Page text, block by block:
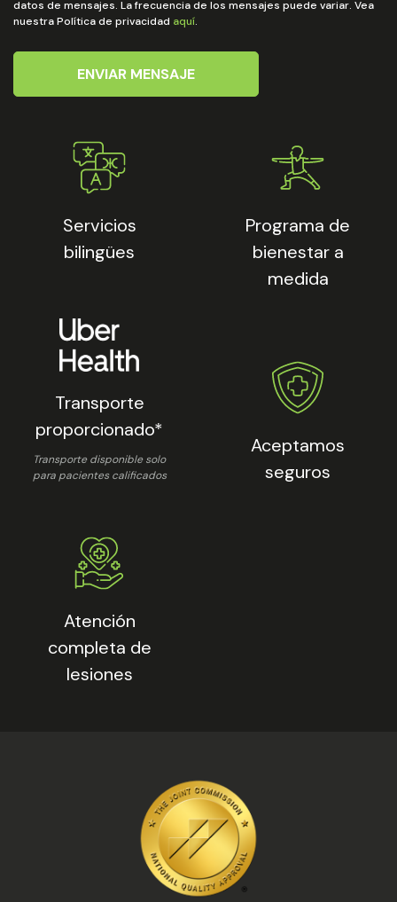
Servicios
bilingües
Transporte
proporcionado*
Transporte disponible solo
para pacientes calificados
Atención
completa de
lesiones
datos de mensajes. La frecuencia de los mensajes puede variar. Vea
nuestra Política de privacidad aquí.
ENVIAR MENSAJE
Programa de
bienestar a
medida
Aceptamos
seguros